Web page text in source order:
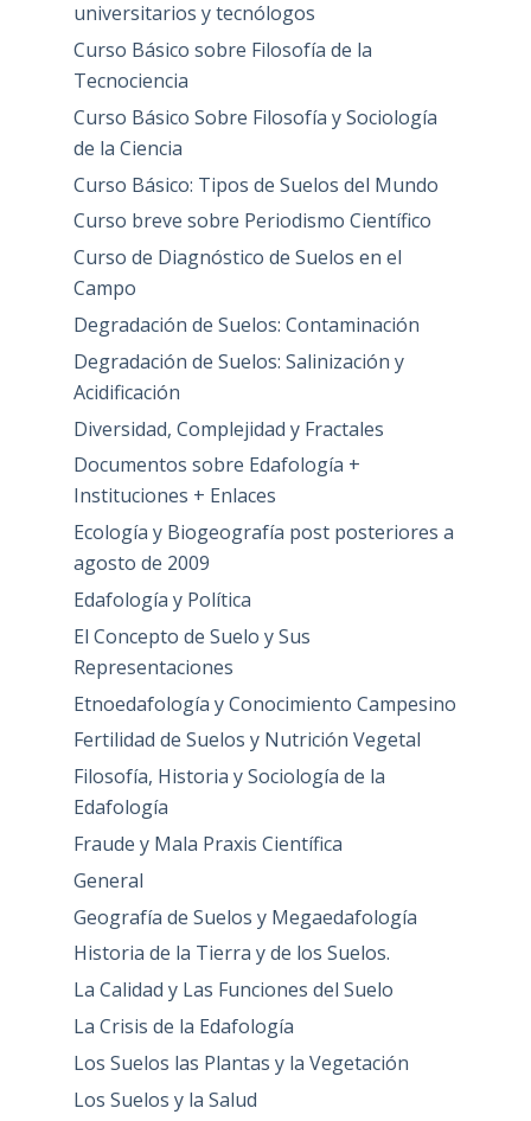
universitarios y tecnólogos
Curso Básico sobre Filosofía de la
Tecnociencia
Curso Básico Sobre Filosofía y Sociología
de la Ciencia
Curso Básico: Tipos de Suelos del Mundo
Curso breve sobre Periodismo Científico
Curso de Diagnóstico de Suelos en el
Campo
Degradación de Suelos: Contaminación
Degradación de Suelos: Salinización y
Acidificación
Diversidad, Complejidad y Fractales
Documentos sobre Edafología +
Instituciones + Enlaces
Ecología y Biogeografía post posteriores a
agosto de 2009
Edafología y Política
El Concepto de Suelo y Sus
Representaciones
Etnoedafología y Conocimiento Campesino
Fertilidad de Suelos y Nutrición Vegetal
Filosofía, Historia y Sociología de la
Edafología
Fraude y Mala Praxis Científica
General
Geografía de Suelos y Megaedafología
Historia de la Tierra y de los Suelos.
La Calidad y Las Funciones del Suelo
La Crisis de la Edafología
Los Suelos las Plantas y la Vegetación
Los Suelos y la Salud